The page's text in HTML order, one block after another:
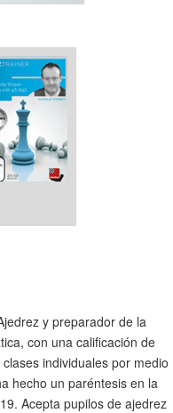
y preparador de la
con una calificación de
individuales por medio
hecho un paréntesis en la
Acepta pupilos de ajedrez